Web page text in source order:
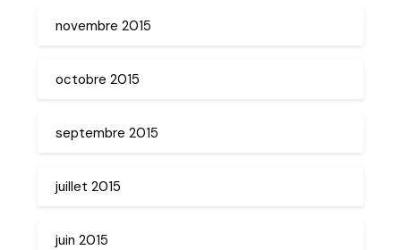
novembre 2015
octobre 2015
septembre 2015
juillet 2015
juin 2015